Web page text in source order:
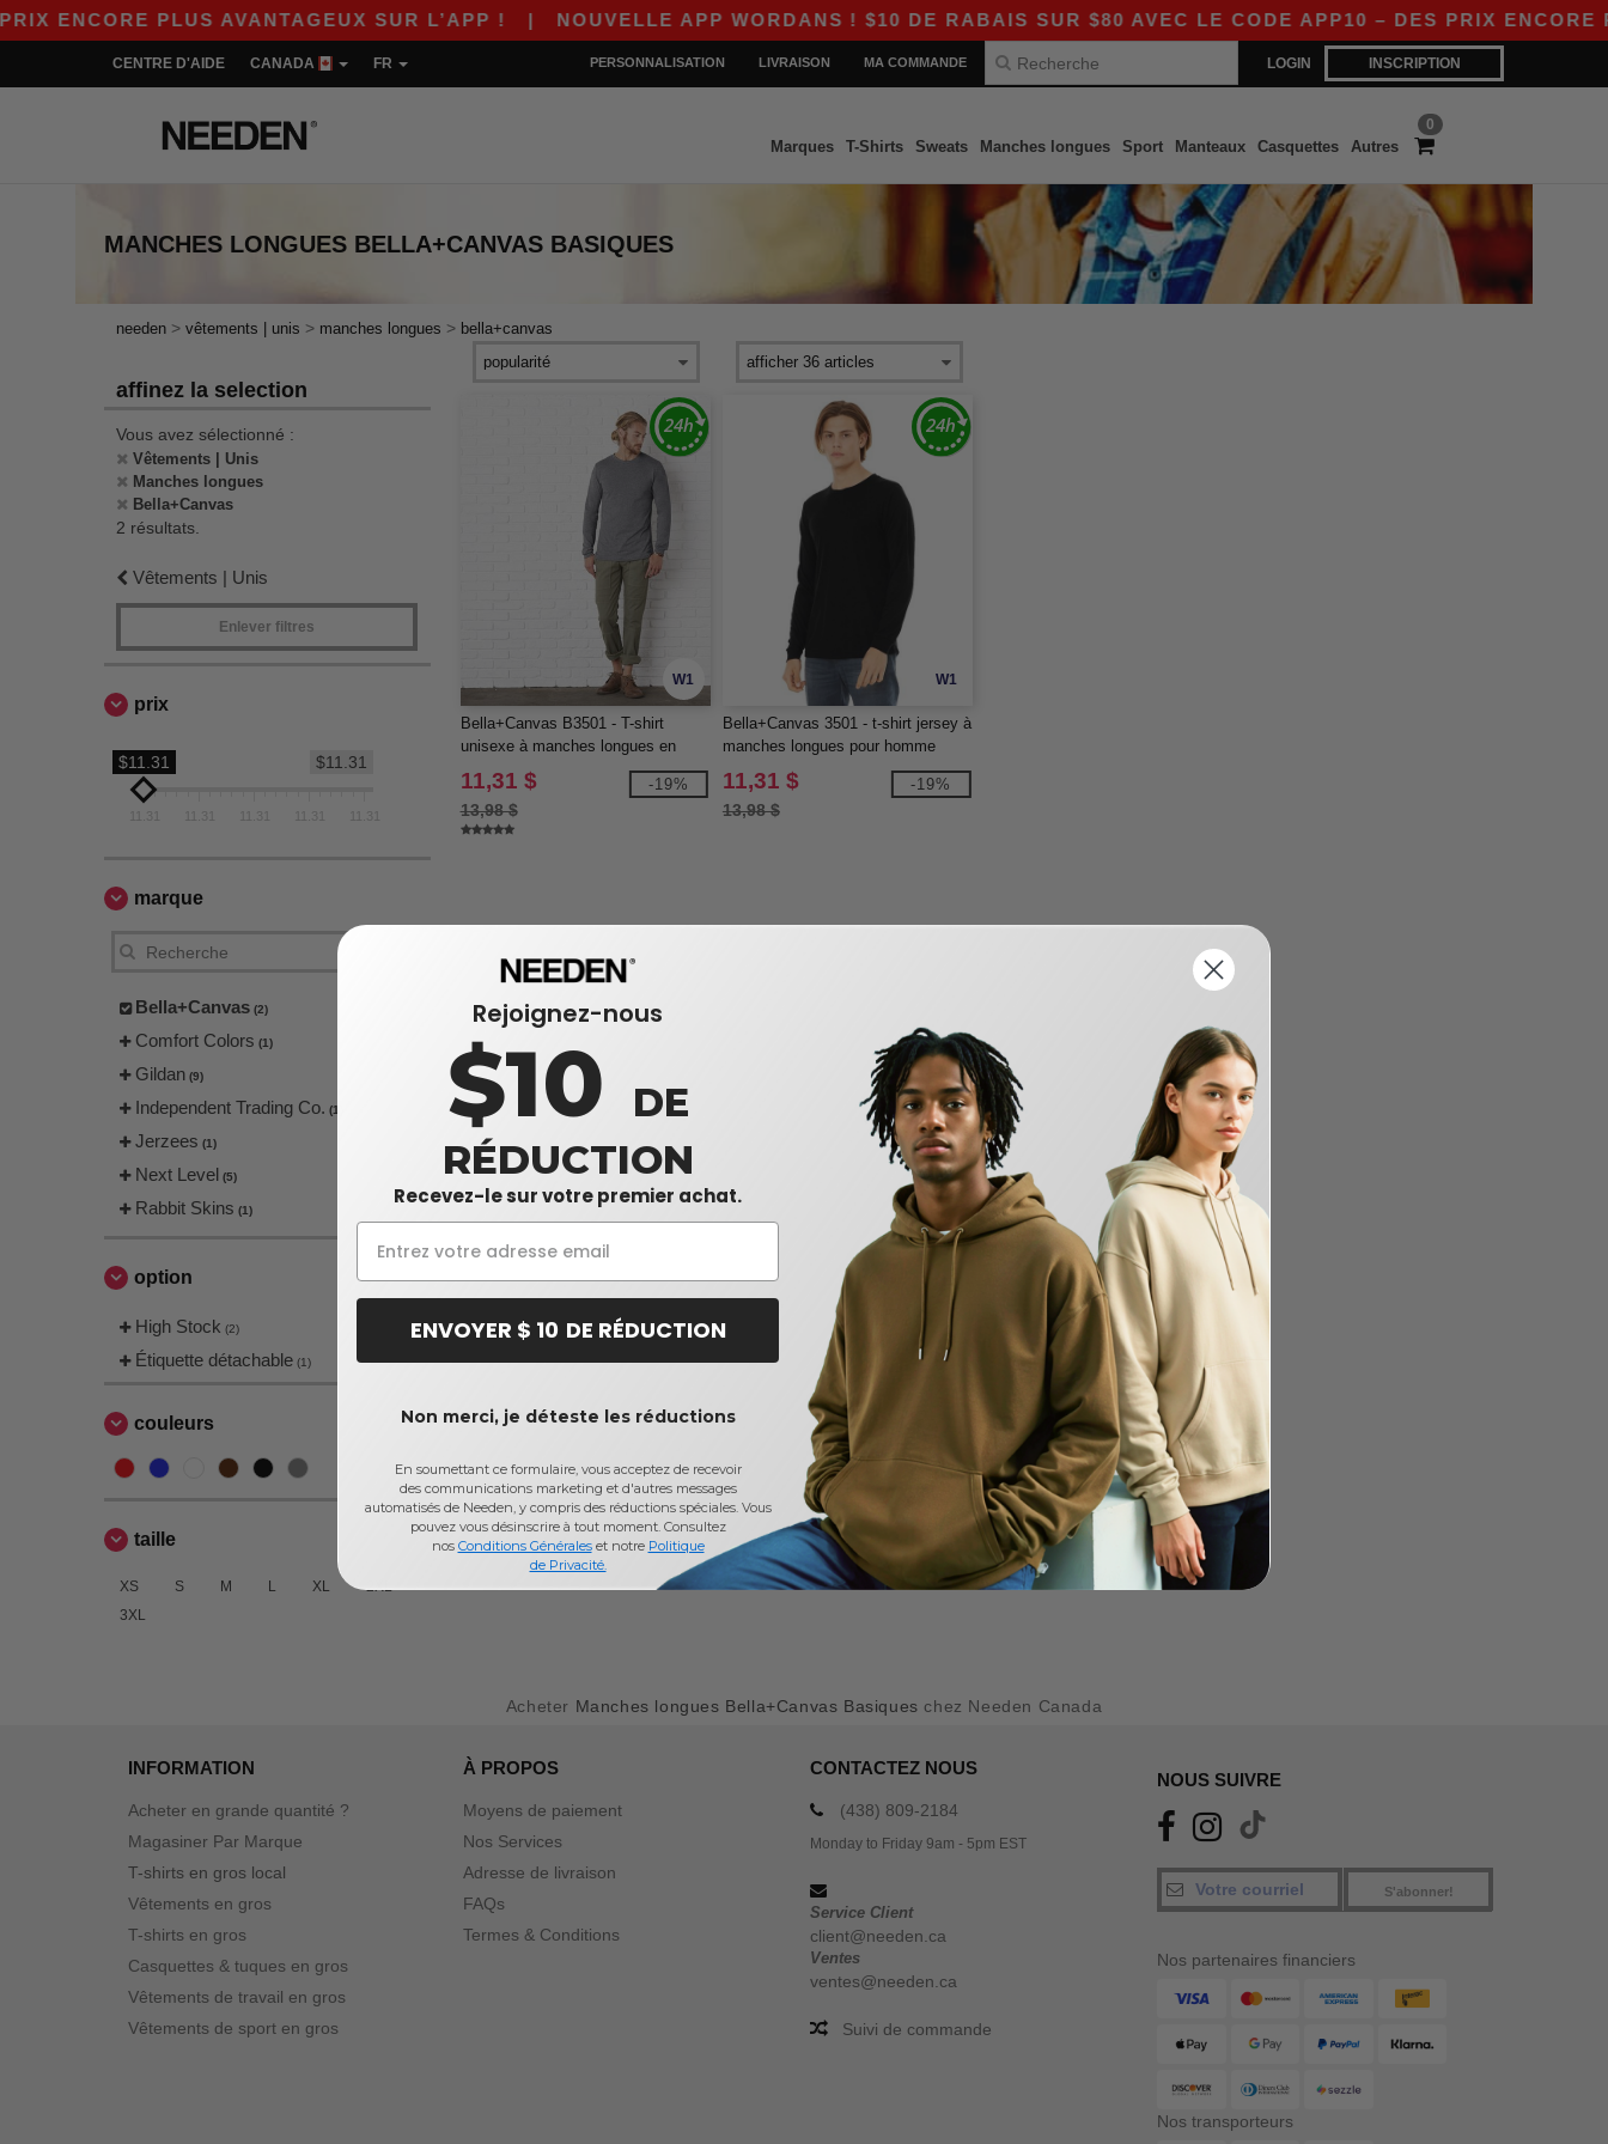
PLUS AVANTAGEUX SUR L’APP !| NOUVELLE APP WORDANS ! $10 DE RABAIS SUR $80 AVEC LE CODE APP10 – DES PRIX ENCORE
LOGIN INSCRIPTION
CENTRE D'AIDE CANADA FR PERSONNALISATION LIVRAISON MA COMMANDE
0
Marques T-Shirts Sweats Manches longues Sport Manteaux Casquettes Autres
MANCHES LONGUES BELLA+CANVAS BASIQUES
needen > vêtements | unis > manches longues > bella+canvas
affinez la selection
Vous avez sélectionné :
Vêtements | Unis
Manches longues
Bella+Canvas
2 résultats.
Vêtements | Unis
Enlever filtres
prix
$11.31
$11.31
11.31 11.31 11.31 11.31 11.31
marque
Bella+Canvas (2)
Comfort Colors (1)
Gildan (9)
Independent Trading Co. (1)
Jerzees (1)
Next Level (5)
Rabbit Skins (1)
option
High Stock (2)
Étiquette détachable (1)
couleurs
taille
XS S M L XL
2XL
3XL
W1
Bella+Canvas B3501 - T-shirt
unisexe à manches longues en
jersey
11,31 $
13,98 $
-19%
W1
Bella+Canvas 3501 - t-shirt jersey à
manches longues pour homme
11,31 $
13,98 $
-19%
Acheter Manches longues Bella+Canvas Basiques chez Needen Canada
INFORMATION
Acheter en grande quantité ?
Magasiner Par Marque
T-shirts en gros local
Vêtements en gros
T-shirts en gros
Casquettes & tuques en gros
Vêtements de travail en gros
Vêtements de sport en gros
À PROPOS
Moyens de paiement
Nos Services
Adresse de livraison
FAQs
Termes & Conditions
CONTACTEZ NOUS
(438) 809-2184
Monday to Friday 9am - 5pm EST
Service Client
client@needen.ca
Ventes
ventes@needen.ca
Suivi de commande
NOUS SUIVRE
S'abonner!
Nos partenaires financiers
Nos transporteurs
Rejoignez-nous
$10 DE
RÉDUCTION
Recevez-le sur votre premier achat.
ENVOYER $ 10 DE RÉDUCTION
Non merci, je déteste les réductions
En soumettant ce formulaire, vous acceptez de recevoir
des communications marketing et d'autres messages
automatisés de Needen, y compris des réductions spéciales. Vous
pouvez vous désinscrire à tout moment. Consultez
nos Conditions Généraleset notre Politique
de Privacité.